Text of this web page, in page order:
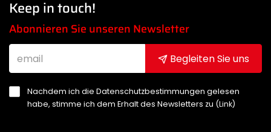
Keep in touch!
Abonnieren Sie unseren Newsletter
Begleiten Sie uns
Nachdem ich die Datenschutzbestimmungen gelesen
habe, stimme ich dem Erhalt des Newsletters zu (Link)